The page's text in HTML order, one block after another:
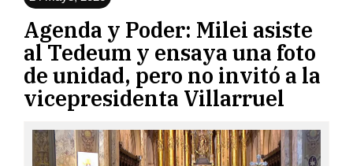
Agenda y Poder: Milei asiste
al Tedeum y ensaya una foto
de unidad, pero no invitó a la
vicepresidenta Villarruel